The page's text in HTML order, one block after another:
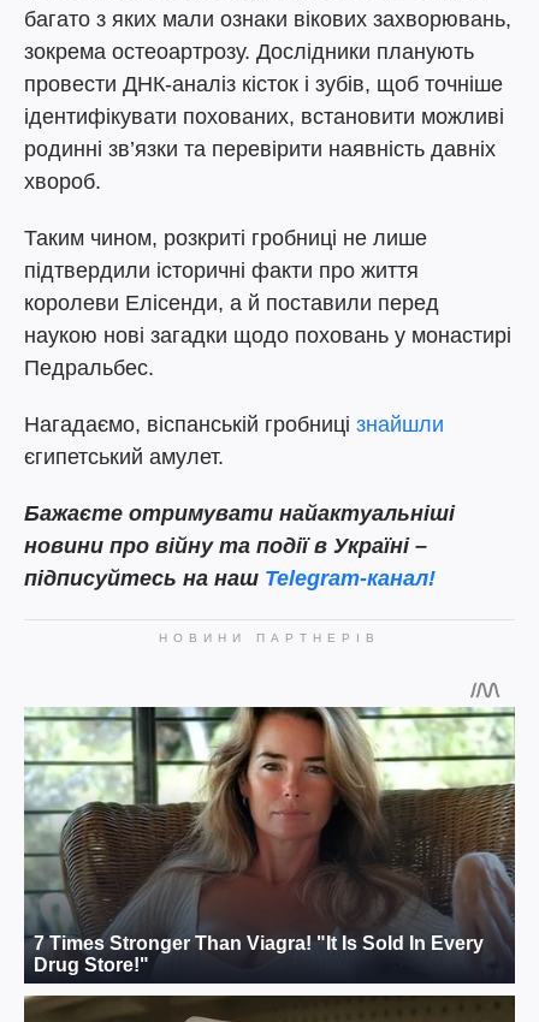
багато з яких мали ознаки вікових захворювань,
зокрема остеоартрозу. Дослідники планують
провести ДНК-аналіз кісток і зубів, щоб точніше
ідентифікувати похованих, встановити можливі
родинні зв’язки та перевірити наявність давніх
хвороб.
Таким чином, розкриті гробниці не лише
підтвердили історичні факти про життя
королеви Елісенди, а й поставили перед
наукою нові загадки щодо поховань у монастирі
Педральбес.
Нагадаємо, віспанській гробниці знайшли
єгипетський амулет.
Бажаєте отримувати найактуальніші
новини про війну та події в Україні –
підписуйтесь на наш Telegram-канал!